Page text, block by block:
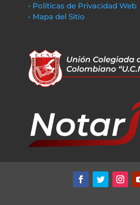
• Políticas de Privacidad Web
• Mapa del Sitio